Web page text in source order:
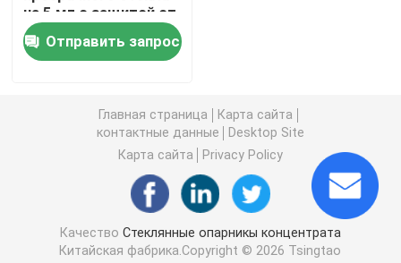
Черные УФ-стеклянные банки
Черные стеклянные контейнеры
Стеклянные банки с деревянной крышкой
Штейновые черные стеклянные опарникы
на 5 мл с защитой от
детей
Отправить запрос
Главная страница
Карта сайта
контактные данные
Desktop Site
Карта сайта
Privacy Policy
Качество Стеклянные опарникы концентрата
Китайская фабрика.Copyright © 2026 Tsingtao